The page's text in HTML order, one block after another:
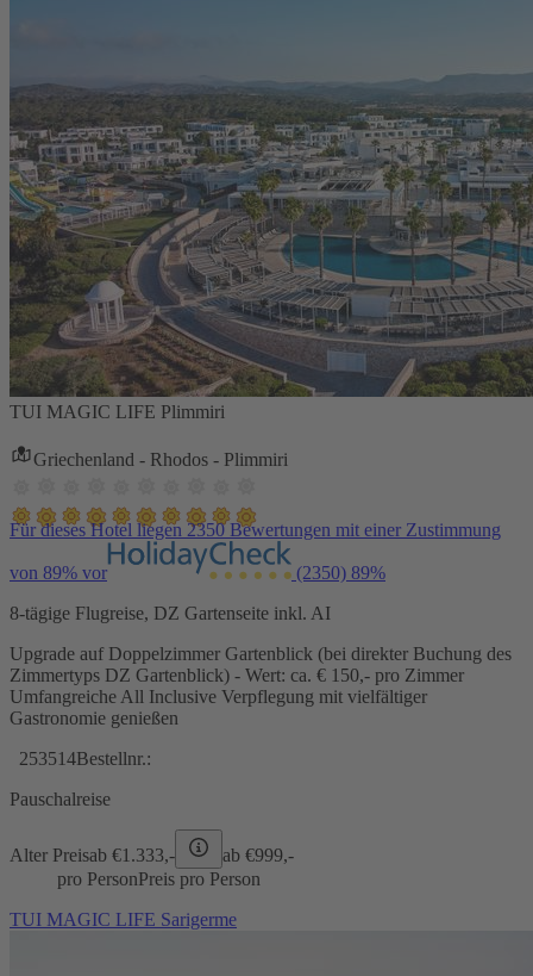
TUI MAGIC LIFE Plimmiri
Griechenland - Rhodos - Plimmiri
Für dieses Hotel liegen 2350 Bewertungen mit einer Zustimmung
von 89% vor (2350) 89%
8-tägige Flugreise, DZ Gartenseite inkl. AI
Upgrade auf Doppelzimmer Gartenblick (bei direkter Buchung des
Zimmertyps DZ Gartenblick) - Wert: ca. € 150,- pro Zimmer
Umfangreiche All Inclusive Verpflegung mit vielfältiger
Gastronomie genießen
253514Bestellnr.:
Pauschalreise
Alter Preisab €1.333,- ab €999,-
pro PersonPreis pro Person
TUI MAGIC LIFE Sarigerme